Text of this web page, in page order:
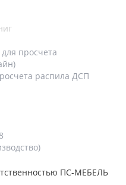
просчета
распила ДСП
ПС-МЕБЕЛЬ